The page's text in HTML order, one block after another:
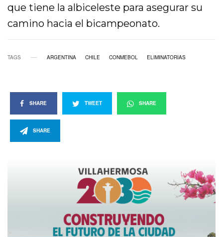
que tiene la albiceleste para asegurar su
camino hacia el bicampeonato.
TAGS ARGENTINA CHILE CONMEBOL ELIMINATORIAS
SHARE TWEET SHARE
SHARE